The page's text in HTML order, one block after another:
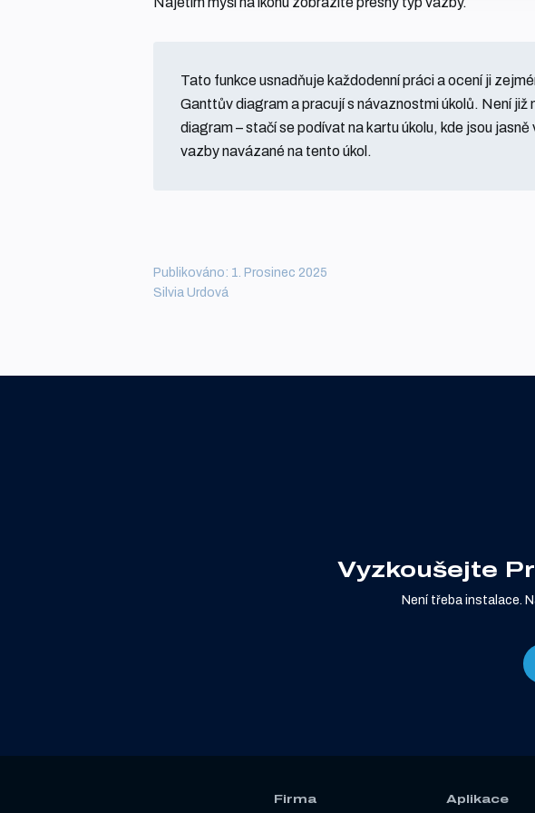
Tato funkce usnadňuje každodenní práci a ocení ji
Ganttův diagram a pracují s návaznostmi úkolů. Není
diagram – stačí se podívat na kartu úkolu, kde jsou jasně
vazby navázané na tento úkol.
Publikováno: 1. Prosinec 2025
Silvia Urdová
Vyzkoušejte
Není třeba instalace.
Firma Aplikace